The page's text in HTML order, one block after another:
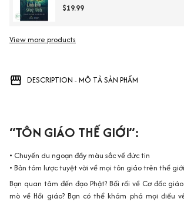
View more products
• Chuyến du ngoạn đầy màu sắc về đức tin
• Bản tóm lược tuyệt vời về mọi tôn giáo trên thế giới
Bạn quan tâm đến đạo Phật? Bối rối về Cơ đốc giáo
mò về Hồi giáo? Bạn có thể khám phá mọi điều
trọng trên thế giới - chỉ với một cuốn sách.